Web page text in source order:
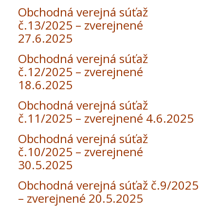
Obchodná verejná súťaž
č.13/2025 – zverejnené
27.6.2025
Obchodná verejná súťaž
č.12/2025 – zverejnené
18.6.2025
Obchodná verejná súťaž
č.11/2025 – zverejnené 4.6.2025
Obchodná verejná súťaž
č.10/2025 – zverejnené
30.5.2025
Obchodná verejná súťaž č.9/2025
– zverejnené 20.5.2025